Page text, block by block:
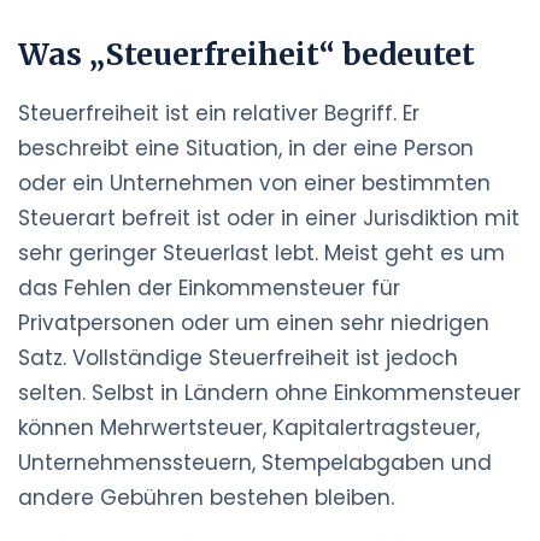
Was „Steuerfreiheit“ bedeutet
Steuerfreiheit ist ein relativer Begriff. Er
beschreibt eine Situation, in der eine Person
oder ein Unternehmen von einer bestimmten
Steuerart befreit ist oder in einer Jurisdiktion mit
sehr geringer Steuerlast lebt. Meist geht es um
das Fehlen der Einkommensteuer für
Privatpersonen oder um einen sehr niedrigen
Satz. Vollständige Steuerfreiheit ist jedoch
selten. Selbst in Ländern ohne Einkommensteuer
können Mehrwertsteuer, Kapitalertragsteuer,
Unternehmenssteuern, Stempelabgaben und
andere Gebühren bestehen bleiben.